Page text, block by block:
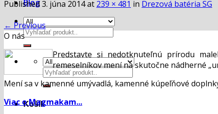
Blog
Hľadať:
Hľadať:
Košík
Published3. júna 2014at 239 × 481 in Drezová batéria SG
← Previous
O nás
Predstavte si nedotknuteľnú prírodu
remeselníkov mení na skutočne nádherné
Mení sa v kamenné umývadlá, kamenné kúpeľňové
Viac o Magmakam...